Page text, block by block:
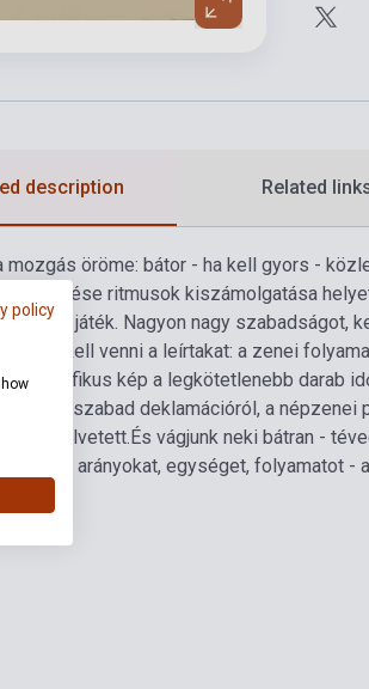
description Related
mozgás öröme: bátor - ha kell gyors -
kikeresése ritmusok kiszámolgatása
A játék - játék. Nagyon nagy szabadságot,
kell venni a leírtakat: a zenei
A grafikus kép a legkötetlenebb darab
a szabad deklamációról, a
is felvetett. És vágjunk neki bátran -
arányokat, egységet, folyamatot -
policy